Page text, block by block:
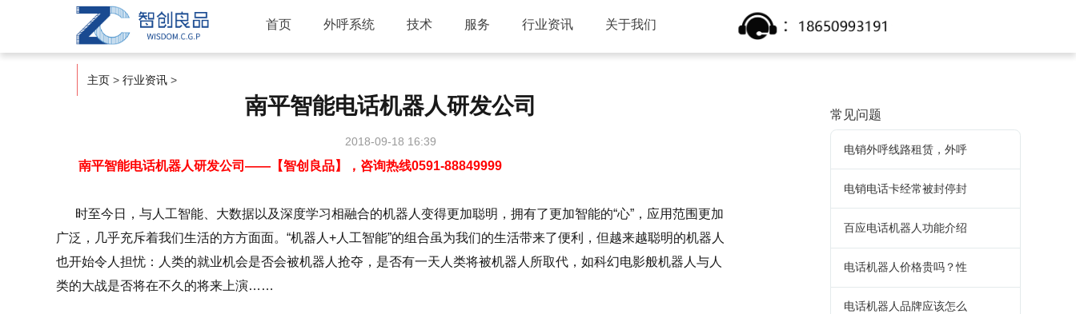
首页 外呼系统 技术 服务 行业资讯 关于我们
主页 > 行业资讯 >
南平智能电话机器人研发公司
2018-09-18 16:39
南平智能电话机器人研发公司——【智创良品】，咨询热线0591-88849999
时至今日，与人工智能、大数据以及深度学习相融合的机器人变得更加聪明，拥有了更加智能的“心”，应用范围更加
广泛，几乎充斥着我们生活的方方面面。“机器人+人工智能”的组合虽为我们的生活带来了便利，但越来越聪明的机器人
也开始令人担忧：人类的就业机会是否会被机器人抢夺，是否有一天人类将被机器人所取代，如科幻电影般机器人与人
类的大战是否将在不久的将来上演……
常见问题
电销外呼线路租赁，外呼
电销电话卡经常被封停封
百应电话机器人功能介绍
电话机器人价格贵吗？性
电话机器人品牌应该怎么